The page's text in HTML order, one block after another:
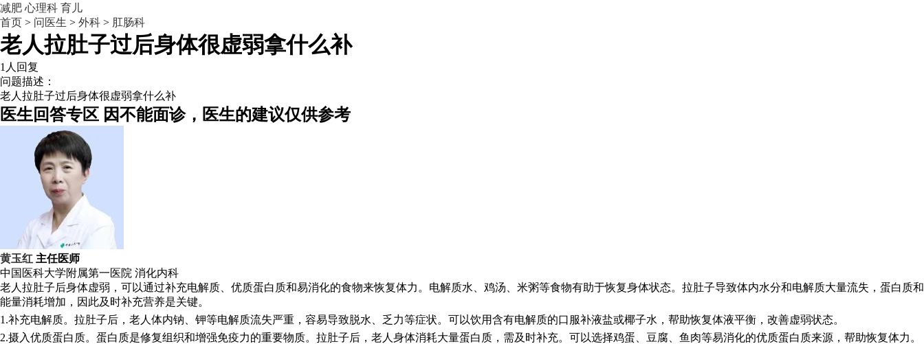
减肥 心理科 育儿
首页 > 问医生 > 外科 > 肛肠科
老人拉肚子过后身体很虚弱拿什么补
1人回复
问题描述：
老人拉肚子过后身体很虚弱拿什么补
医生回答专区 因不能面诊，医生的建议仅供参考
黄玉红 主任医师
中国医科大学附属第一医院 消化内科
老人拉肚子后身体虚弱，可以通过补充电解质、优质蛋白质和易消化的食物来恢复体力。电解质水、鸡汤、米粥等食物有助于恢复身体状态。拉肚子导致体内水分和电解质大量流失，蛋白质和
能量消耗增加，因此及时补充营养是关键。
1.补充电解质。拉肚子后，老人体内钠、钾等电解质流失严重，容易导致脱水、乏力等症状。可以饮用含有电解质的口服补液盐或椰子水，帮助恢复体液平衡，改善虚弱状态。
2.摄入优质蛋白质。蛋白质是修复组织和增强免疫力的重要物质。拉肚子后，老人身体消耗大量蛋白质，需及时补充。可以选择鸡蛋、豆腐、鱼肉等易消化的优质蛋白质来源，帮助恢复体力。